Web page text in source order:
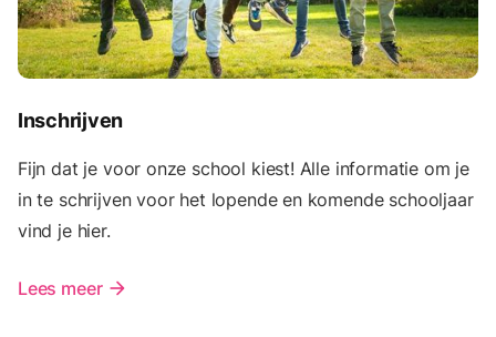
Inschrijven
Fijn dat je voor onze school kiest! Alle informatie om je
in te schrijven voor het lopende en komende schooljaar
vind je hier.
Lees meer arrow_forward